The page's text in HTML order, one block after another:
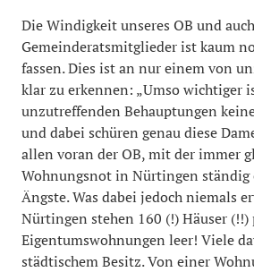
Die Windigkeit unseres OB und
Gemeinderatsmitglieder ist kaum
fassen. Dies ist an nur einem von
klar zu erkennen: „Umso wichtiger
unzutreffenden Behauptungen
und dabei schüren genau diese
allen voran der OB, mit der immer
Wohnungsnot in Nürtingen
Ängste. Was dabei jedoch niemals
Nürtingen stehen 160 (!) Häuser
Eigentumswohnungen leer! Viele
städtischem Besitz. Von einer